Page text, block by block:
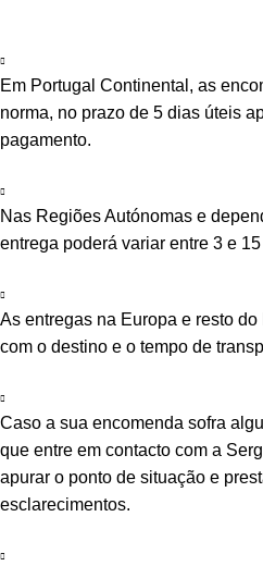
Em Portugal Continental, as
norma, no prazo de 5 dias úteis
pagamento.
Nas Regiões Autónomas e
entrega poderá variar entre 3 e
As entregas na Europa e resto
com o destino e o tempo de
Caso a sua encomenda sofra
que entre em contacto com a
apurar o ponto de situação e
esclarecimentos.